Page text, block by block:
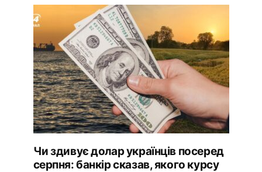
Чи здивує долар українців посеред
серпня: банкір сказав, якого курсу